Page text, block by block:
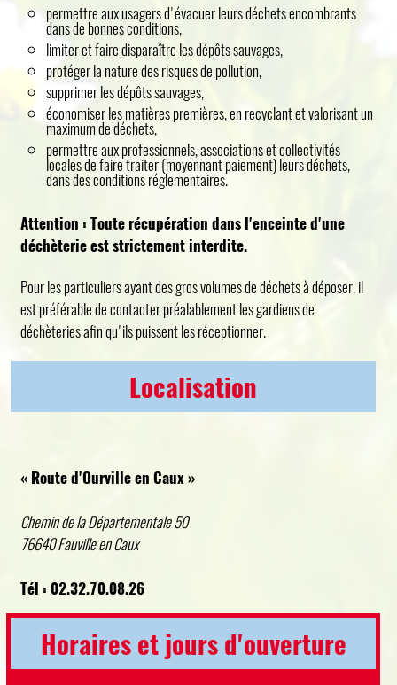
permettre aux usagers d'évacuer leurs déchets encombrants
dans de bonnes conditions,
limiter et faire disparaître les dépôts sauvages,
protéger la nature des risques de pollution,
supprimer les dépôts sauvages,
économiser les matières premières, en recyclant et valorisant un
maximum de déchets,
permettre aux professionnels, associations et collectivités
locales de faire traiter (moyennant paiement) leurs déchets,
dans des conditions réglementaires.
Attention : Toute récupération dans l'enceinte d'une
déchèterie est strictement interdite.
Pour les particuliers ayant des gros volumes de déchets à déposer, il
est préférable de contacter préalablement les gardiens de
déchèteries afin qu'ils puissent les réceptionner.
Localisation
« Route d'Ourville en Caux »
Chemin de la Départementale 50
76640 Fauville en Caux
Tél : 02.32.70.08.26
Horaires et jours d'ouverture